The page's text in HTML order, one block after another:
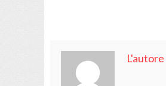
L'autore